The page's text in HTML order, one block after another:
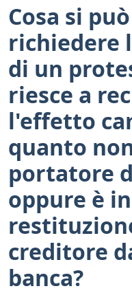
Cosa si
richiedere
di un
riesce a
l'effetto
quanto
portatore
oppure è
creditore
banca?